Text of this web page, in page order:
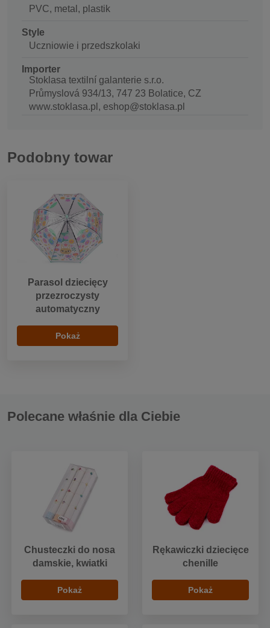
PVC, metal, plastik
Style
Uczniowie i przedszkolaki
Importer
Stoklasa textilní galanterie s.r.o.
Průmyslová 934/13, 747 23 Bolatice, CZ
www.stoklasa.pl, eshop@stoklasa.pl
Podobny towar
Parasol dziecięcy
przezroczysty
automatyczny
Pokaż
Polecane właśnie dla Ciebie
Chusteczki do nosa
damskie, kwiatki
Pokaż
Rękawiczki dziecięce
chenille
Pokaż